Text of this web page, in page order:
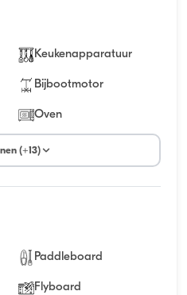
Keukenapparatuur
Bijbootmotor
Oven
(+13)
Paddleboard
Flyboard